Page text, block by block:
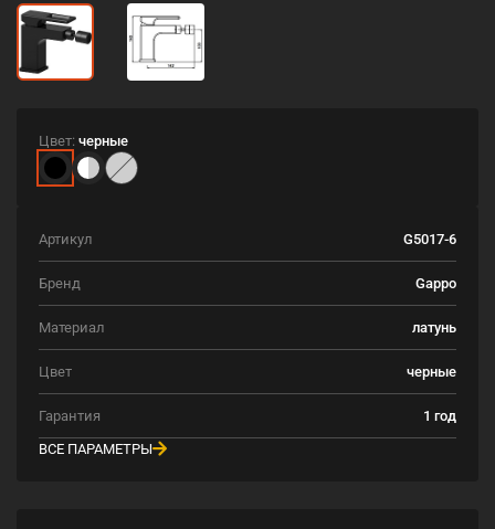
Цвет: черные
Артикул G5017-6
Бренд Gappo
Материал латунь
Цвет черные
Гарантия
1 год
ВСЕ ПАРАМЕТРЫ